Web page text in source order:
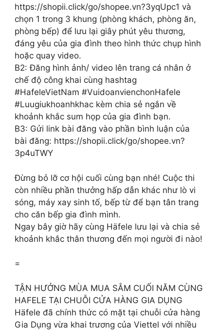
https://shopii.click/go/shopee.vn?3yqUpc1 và
chọn 1 trong 3 khung (phòng khách, phòng ăn,
phòng bếp) để lưu lại giây phút yêu thương,
đáng yêu của gia đình theo hình thức chụp hình
hoặc quay video.
B2: Đăng hình ảnh/ video lên trang cá nhân ở
chế độ công khai cùng hashtag
#HafeleVietNam #VuidoanvienchonHafele
#Luugiukhoanhkhac kèm chia sẻ ngắn về
khoảnh khắc sum họp của gia đình bạn.
B3: Gửi link bài đăng vào phần bình luận của
bài đăng: https://shopii.click/go/shopee.vn?
3p4uTWY
Đừng bỏ lỡ cơ hội cuối cùng bạn nhé! Cuộc thi
còn nhiều phần thưởng hấp dẫn khác như lò vi
sóng, máy xay sinh tố, bếp từ để bạn tân trang
cho căn bếp gia đình mình.
Ngay bây giờ hãy cùng Häfele lưu lại và chia sẻ
khoảnh khắc thân thương đến mọi người đi nào!
=
TẬN HƯỞNG MÙA MUA SẮM CUỐI NĂM CÙNG
HAFELE TẠI CHUỖI CỬA HÀNG GIA DỤNG
Häfele đã chính thức có mặt tại chuỗi cửa hàng
Gia Dụng vừa khai trương của Viettel với nhiều